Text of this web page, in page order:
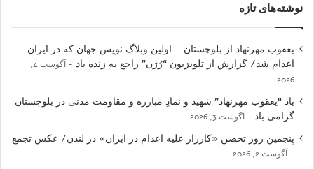
نوشته‌های تازه
یعقوب مهرنهاد از بلوچستان – اولین وبلاگ نویس جهان که در ایران
اعدام شد/ گزارش از تلویزیون “رُژن” راجع به زنده یاد
آگوست 4,
2026
یاد “یعقوب مهرنهاد” شهید و نمادِ مبارزه و مقاومت مدنی در بلوچستان
گرامی باد
آگوست 3, 2026
پنجمین روز تحصن «کارزار علیه اعدام در ایران» در لندن/ عکس تجمع
آگوست 2, 2026